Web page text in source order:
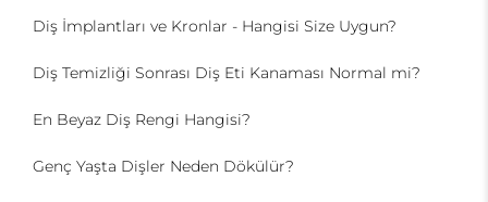
Diş İmplantları ve Kronlar - Hangisi Size Uygun?
Diş Temizliği Sonrası Diş Eti Kanaması Normal mi?
En Beyaz Diş Rengi Hangisi?
Genç Yaşta Dişler Neden Dökülür?